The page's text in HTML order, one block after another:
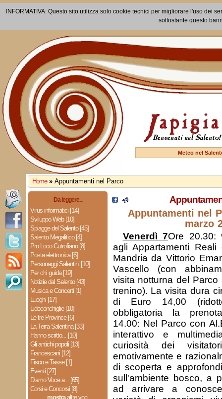
INFORMATIVA: Questo sito utilizza solo cookie tecnici per migliorare l'uso dei
sottostante questo
Meteo nel
Home » Appuntamenti nel Parco
Da leggere...
Virus informatici [14]
Sviluppo Web [10]
Spiagge del Salento [45]
Salento Megalitico [4]
Pro Loco Cutrofiano [8]
Posta elettronica [6]
Personaggi Salentini [10]
Per chi guida [19]
Notizie dal Salento [43]
Musica e Concerti [1]
Luoghi [17]
Lidoconchiglie [10]
Le tre Province [6]
La Terra Salentina [33]
Hanno scritto... [10]
Gli antichi popoli [13]
Francescani [12]
Fisco e Tasse [1]
Eventi [27]
Diamo Voce a... [65]
Corsi e Concorsi [8]
mostraaltre voci
Appuntamenti nel
marzo
Venerdì 7Ore 20.30:
agli Appartamenti
Mandria da Vittorio
Vascello (con
visita notturna del
trenino). La visita dura
di Euro 14,00
obbligatoria la
14.00: Nel Parco con
interattivo e
curiosità dei
emotivamente e
di scoperta e
sull'ambiente bosco, a
ad arrivare a